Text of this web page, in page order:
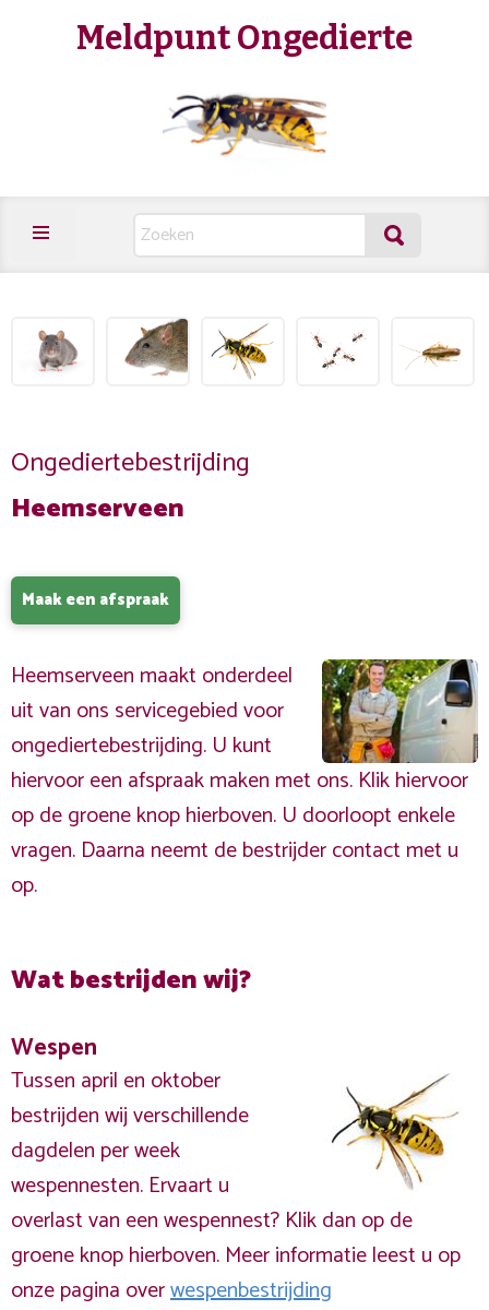
Meldpunt Ongedierte
Ongediertebestrijding
Heemserveen
Maak een afspraak
Heemserveen maakt onderdeel
uit van ons servicegebied voor
ongediertebestrijding. U kunt
hiervoor een afspraak maken met ons. Klik hiervoor
op de groene knop hierboven. U doorloopt enkele
vragen. Daarna neemt de bestrijder contact met u
op.
Wat bestrijden wij?
Wespen
Tussen april en oktober
bestrijden wij verschillende
dagdelen per week
wespennesten. Ervaart u
overlast van een wespennest? Klik dan op de
groene knop hierboven. Meer informatie leest u op
onze pagina overwespenbestrijding